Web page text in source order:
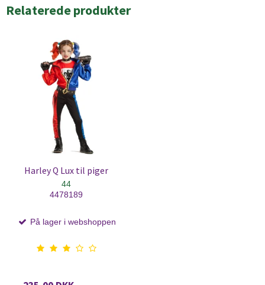
Relaterede produkter
Harley Q Lux til piger
44
4478189
På lager i webshoppen